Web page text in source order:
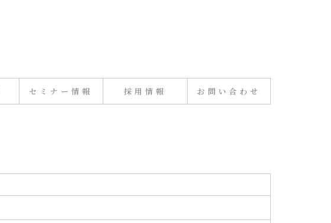
セミナー情報 採用情報 お問い合わせ